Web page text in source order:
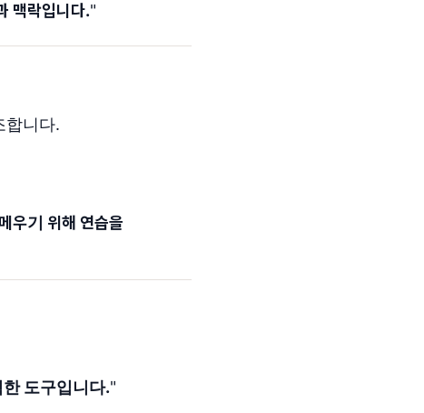
맥락입니다."
합니다.
우기 위해 연습을
도구입니다."